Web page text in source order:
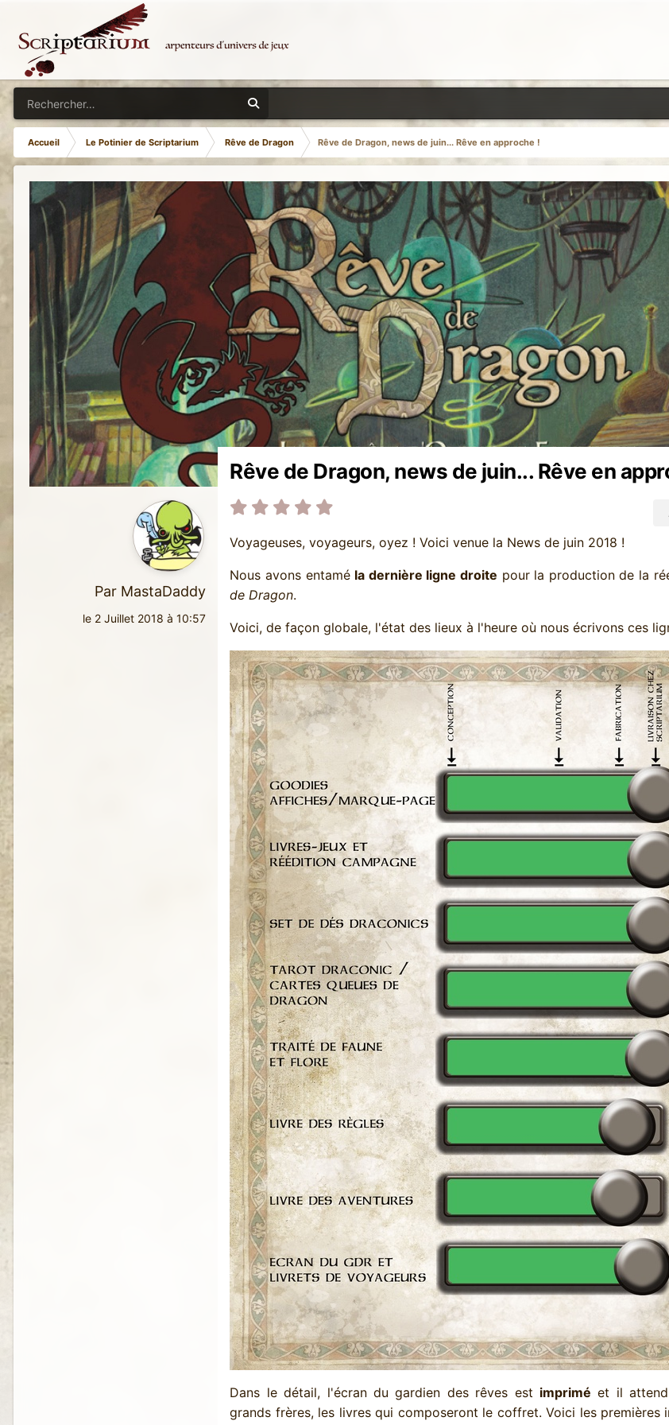
Accueil Le Potinier de Scriptarium Rêve de Dragon
Rêve de Dragon, news de juin... Rêve en approche !
Par MastaDaddy
le 2 Juillet 2018 à 10:57
Rêve de Dragon, news de juin... Rêve en
Voyageuses, voyageurs, oyez ! Voici venue la News de juin 2018 !
Nous avons entamé la dernière ligne droite pour la production de la
de Dragon.
Voici, de façon globale, l'état des lieux à l'heure où nous écrivons ces
Dans le détail, l'écran du gardien des rêves est imprimé et il
grands frères, les livres qui composeront le coffret. Voici les premières